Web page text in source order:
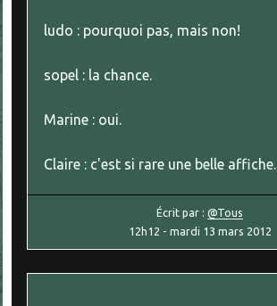
ludo : pourquoi pas, mais non!
sopel : la chance.
Marine : oui.
Claire : c'est si rare une belle affiche.
Écrit par :@Tous
12h12 - mardi 13 mars 2012